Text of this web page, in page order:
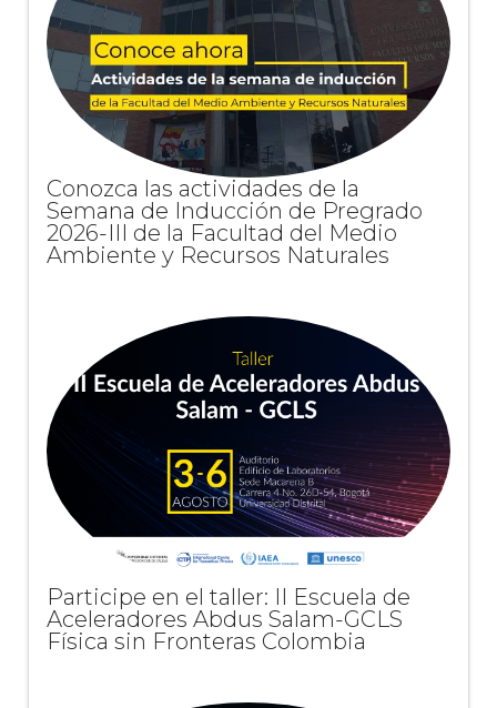
Conozca las actividades de la
Semana de Inducción de Pregrado
2026-III de la Facultad del Medio
Ambiente y Recursos Naturales
Participe en el taller: II Escuela de
Aceleradores Abdus Salam-GCLS
Física sin Fronteras Colombia